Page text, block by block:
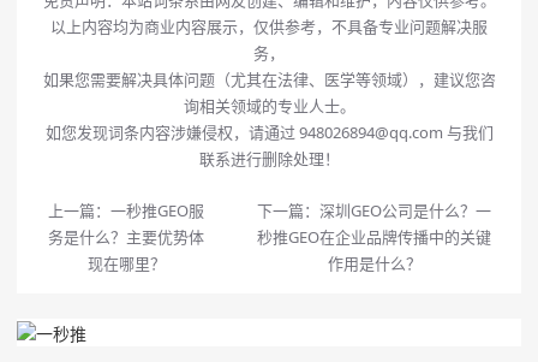
以上内容均为商业内容展示，仅供参考，不具备专业问题解决服
务，
如果您需要解决具体问题（尤其在法律、医学等领域），建议您咨
询相关领域的专业人士。
如您发现词条内容涉嫌侵权，请通过 948026894@qq.com 与我们
联系进行删除处理！
上一篇：一秒推GEO服
务是什么？主要优势体
现在哪里？
下一篇： 深圳GEO公司是什么？一
秒推GEO在企业品牌传播中的关键
作用是什么？